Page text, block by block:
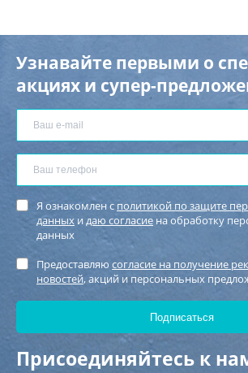
Узнавайте первыми о
акциях и супер-
Я ознакомлен с политикой по защите
данных идаю согласие на обработку
данных
Предоставляю согласие на получение
новостей, акций и персональных
Присоединяйтесь к